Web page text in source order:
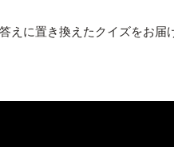
えに置き換えたクイズをお届